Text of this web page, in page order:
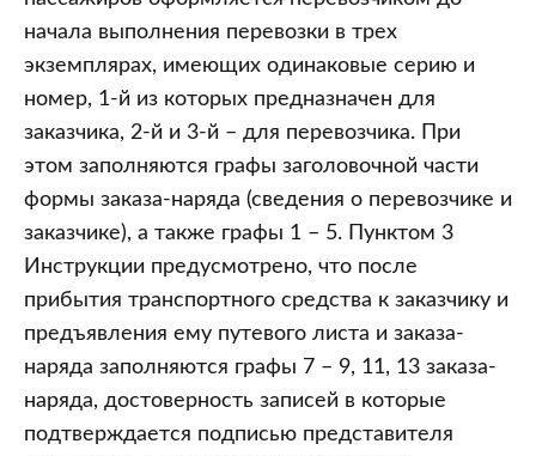
начала выполнения перевозки в трех
экземплярах, имеющих одинаковые серию и
номер, 1-й из которых предназначен для
заказчика, 2-й и 3-й – для перевозчика. При
этом заполняются графы заголовочной части
формы заказа-наряда (сведения о перевозчике и
заказчике), а также графы 1 – 5. Пунктом 3
Инструкции предусмотрено, что после
прибытия транспортного средства к заказчику и
предъявления ему путевого листа и заказа-
наряда заполняются графы 7 – 9, 11, 13 заказа-
наряда, достоверность записей в которые
подтверждается подписью представителя